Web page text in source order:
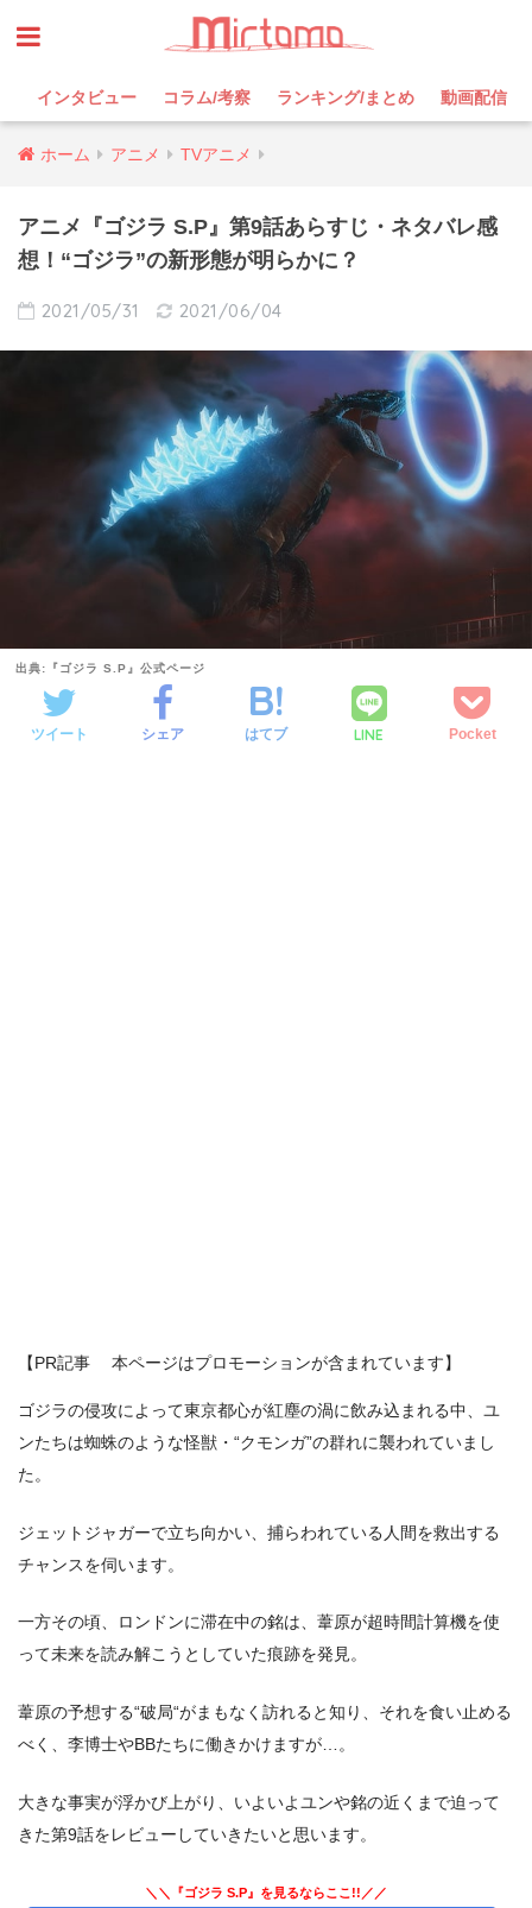
インタビュー コラム/考察 ランキング/まとめ 動画配信
ホーム アニメ TVアニメ
アニメ『ゴジラ S.P』第9話あらすじ・ネタバレ感
想！“ゴジラ”の新形態が明らかに？
2021/05/31 2021/06/04
出典:『ゴジラ S.P』公式ページ
ツイート シェア はてブ LINE Pocket
【PR記事 本ページはプロモーションが含まれています】
ゴジラの侵攻によって東京都心が紅塵の渦に飲み込まれる中、ユ
ンたちは蜘蛛のような怪獣・“クモンガ”の群れに襲われていまし
た。
ジェットジャガーで立ち向かい、捕らわれている人間を救出する
チャンスを伺います。
一方その頃、ロンドンに滞在中の銘は、葦原が超時間計算機を使
って未来を読み解こうとしていた痕跡を発見。
葦原の予想する“破局“がまもなく訪れると知り、それを食い止める
べく、李博士やBBたちに働きかけますが…。
大きな事実が浮かび上がり、いよいよユンや銘の近くまで迫って
きた第9話をレビューしていきたいと思います。
＼＼『ゴジラ S.P』を見るならここ!!／／